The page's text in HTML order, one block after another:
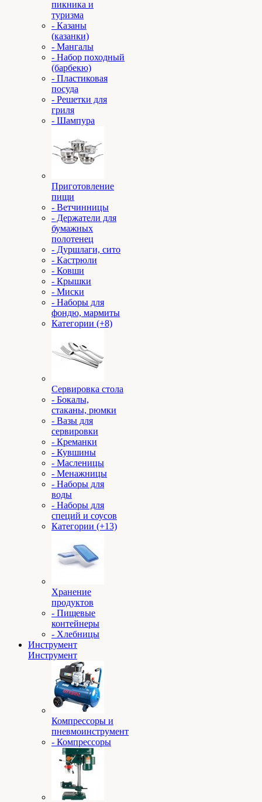
пикника и
туризма
- Казаны
(казанки)
- Мангалы
- Набор походный
(барбекю)
- Пластиковая
посуда
- Решетки для
гриля
- Шампура
Приготовление
пищи
- Ветчинницы
- Держатели для
бумажных
полотенец
- Дуршлаги, сито
- Кастрюли
- Ковши
- Крышки
- Миски
- Наборы для
фондю, мармиты
Категории (+8)
Сервировка стола
- Бокалы,
стаканы, рюмки
- Вазы для
сервировки
- Креманки
- Кувшины
- Масленицы
- Менажницы
- Наборы для
воды
- Наборы для
специй и соусов
Категории (+13)
Хранение
продуктов
- Пищевые
контейнеры
- Хлебницы
Инструмент
Инструмент
Компрессоры и
пневмоинструмент
- Компрессоры